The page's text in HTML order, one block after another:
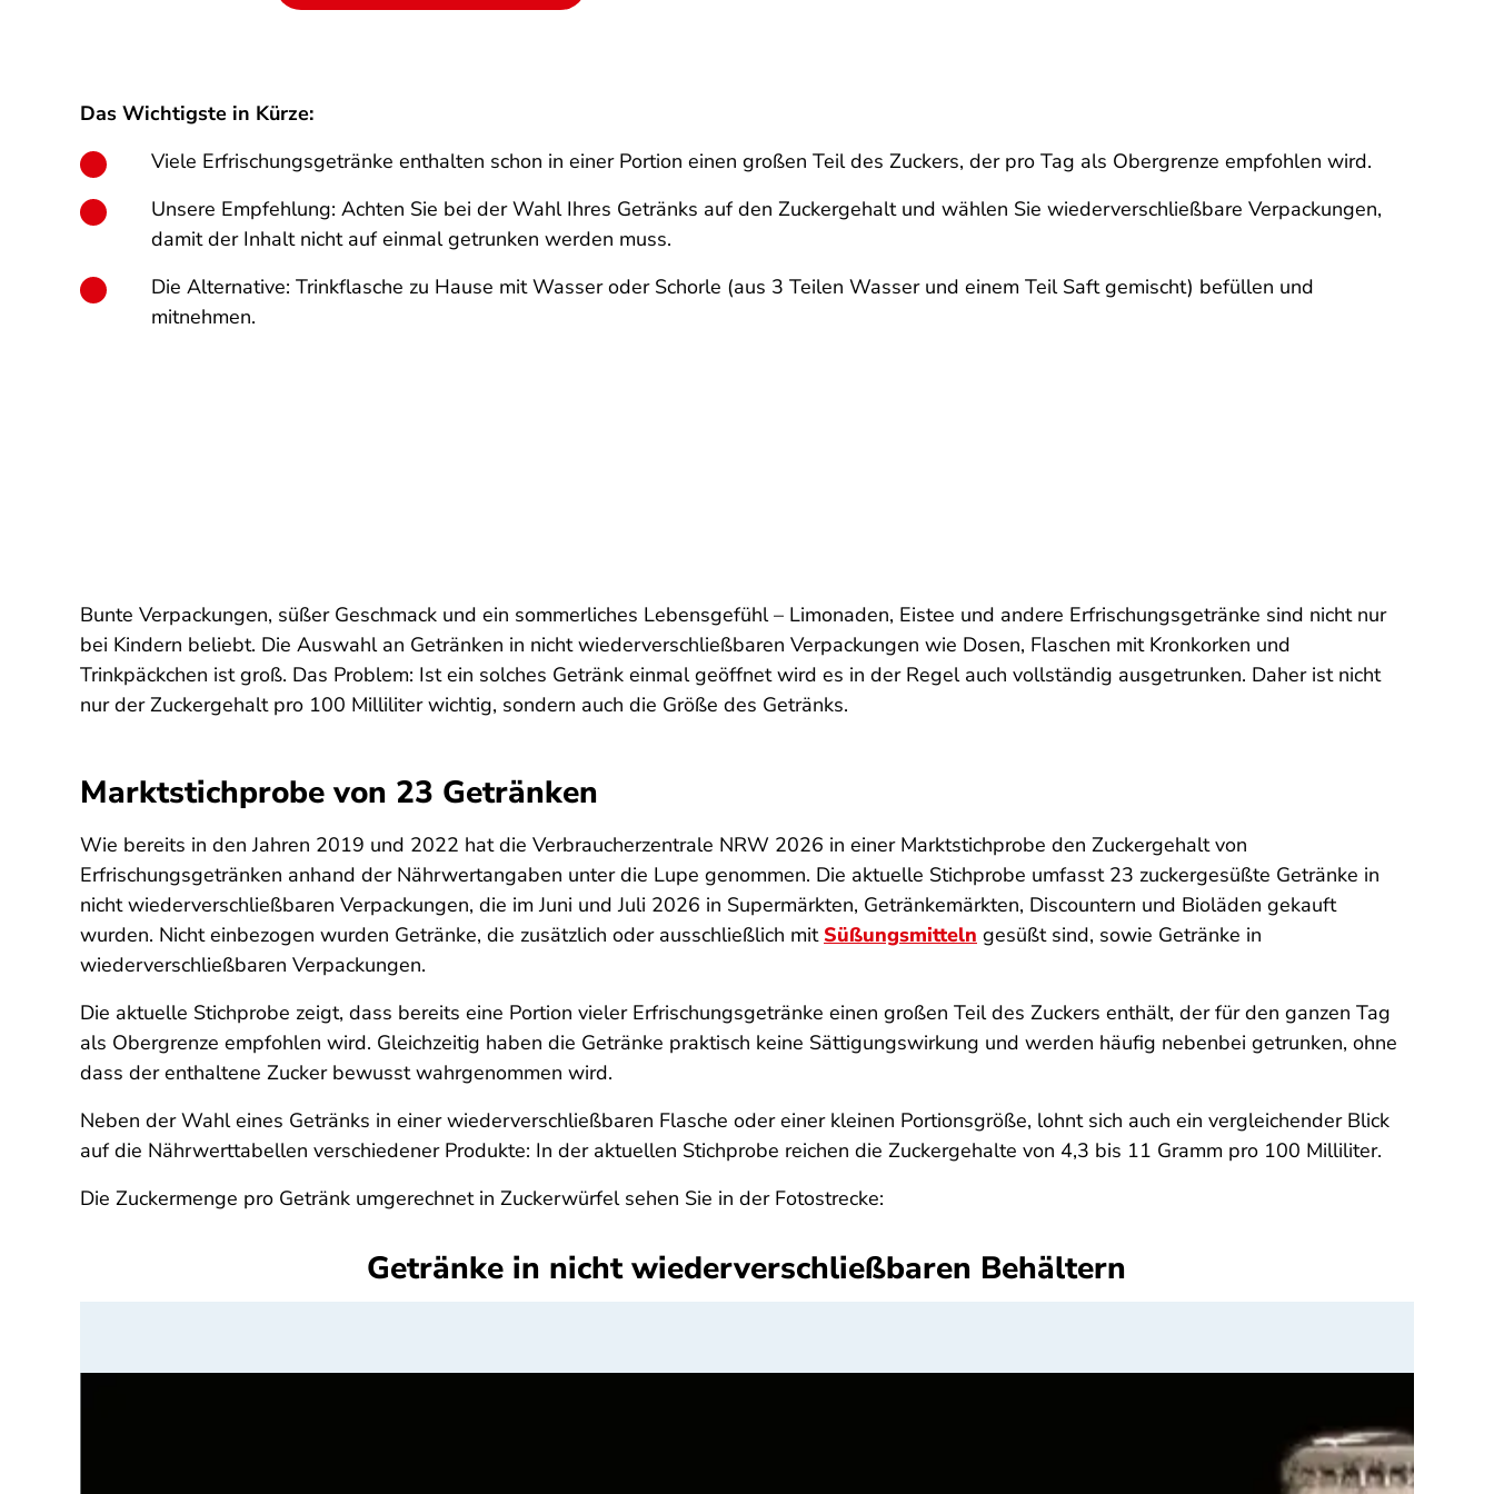
Das Wichtigste in Kürze:
Viele Erfrischungsgetränke enthalten schon in einer Portion einen großen Teil des Zuckers, der pro Tag als Obergrenze empfohlen wird.
Unsere Empfehlung: Achten Sie bei der Wahl Ihres Getränks auf den Zuckergehalt und wählen Sie wiederverschließbare Verpackungen,
damit der Inhalt nicht auf einmal getrunken werden muss.
Die Alternative: Trinkflasche zu Hause mit Wasser oder Schorle (aus 3 Teilen Wasser und einem Teil Saft gemischt) befüllen und
mitnehmen.
Bunte Verpackungen, süßer Geschmack und ein sommerliches Lebensgefühl – Limonaden, Eistee und andere Erfrischungsgetränke sind nicht nur
bei Kindern beliebt. Die Auswahl an Getränken in nicht wiederverschließbaren Verpackungen wie Dosen, Flaschen mit Kronkorken und
Trinkpäckchen ist groß. Das Problem: Ist ein solches Getränk einmal geöffnet wird es in der Regel auch vollständig ausgetrunken. Daher ist nicht
nur der Zuckergehalt pro 100 Milliliter wichtig, sondern auch die Größe des Getränks.
Marktstichprobe von 23 Getränken
Wie bereits in den Jahren 2019 und 2022 hat die Verbraucherzentrale NRW 2026 in einer Marktstichprobe den Zuckergehalt von
Erfrischungsgetränken anhand der Nährwertangaben unter die Lupe genommen. Die aktuelle Stichprobe umfasst 23 zuckergesüßte Getränke in
nicht wiederverschließbaren Verpackungen, die im Juni und Juli 2026 in Supermärkten, Getränkemärkten, Discountern und Bioläden gekauft
wurden. Nicht einbezogen wurden Getränke, die zusätzlich oder ausschließlich mit Süßungsmitteln gesüßt sind, sowie Getränke in
wiederverschließbaren Verpackungen.
Die aktuelle Stichprobe zeigt, dass bereits eine Portion vieler Erfrischungsgetränke einen großen Teil des Zuckers enthält, der für den ganzen Tag
als Obergrenze empfohlen wird. Gleichzeitig haben die Getränke praktisch keine Sättigungswirkung und werden häufig nebenbei getrunken, ohne
dass der enthaltene Zucker bewusst wahrgenommen wird.
Neben der Wahl eines Getränks in einer wiederverschließbaren Flasche oder einer kleinen Portionsgröße, lohnt sich auch ein vergleichender Blick
auf die Nährwerttabellen verschiedener Produkte: In der aktuellen Stichprobe reichen die Zuckergehalte von 4,3 bis 11 Gramm pro 100 Milliliter.
Die Zuckermenge pro Getränk umgerechnet in Zuckerwürfel sehen Sie in der Fotostrecke:
Getränke in nicht wiederverschließbaren Behältern